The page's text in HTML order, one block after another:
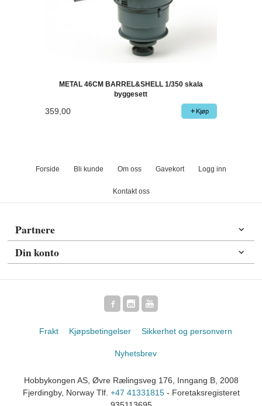
METAL 46CM BARREL&SHELL 1/350 skala
byggesett
359,00 Kjøp
Forside Bli kunde Om oss Gavekort Logg inn
Kontakt oss
Partnere
Din konto
Frakt Kjøpsbetingelser Sikkerhet og personvern
Nyhetsbrev
Hobbykongen AS, Øvre Rælingsveg 176, Inngang B, 2008
Fjerdingby, Norway Tlf. +47 41331815- Foretaksregisteret